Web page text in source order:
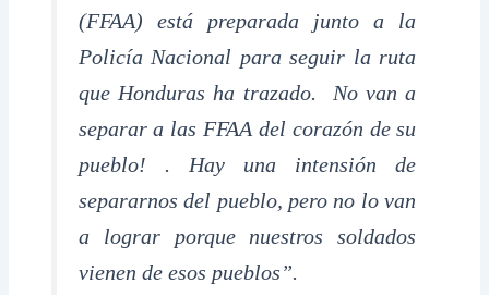
(FFAA) está preparada junto a la
Policía Nacional para seguir la ruta
que Honduras ha trazado. No van a
separar a las FFAA del corazón de su
pueblo! . Hay una intensión de
separarnos del pueblo, pero no lo van
a lograr porque nuestros soldados
vienen de esos pueblos”.